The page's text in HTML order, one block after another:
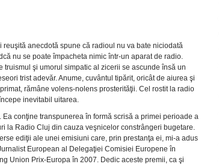
reuşită anecdotă spune că radioul nu va bate niciodată
nu se poate împacheta nimic într-un aparat de radio.
truismul şi umorul simpatic al zicerii se ascunde însă un
trist adevăr. Anume, cuvântul tipărit, oricât de aiurea şi
rămâne volens-nolens prosterităţii. Cel rostit la radio
inevitabil uitarea.
conţine transpunerea în formă scrisă a primei perioade a
la Radio Cluj din cauza veşnicelor constrângeri bugetare.
ediţii ale unei emisiuni care, prin prestanţa ei, mi-a adus
European al Delegaţiei Comisiei Europene în
Union Prix-Europa în 2007. Dedic aceste premii, ca şi